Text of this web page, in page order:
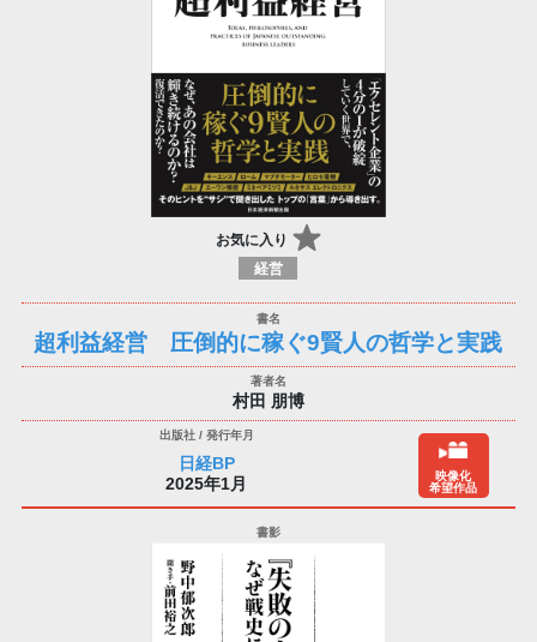
お気に入り
経営
超利益経営 圧倒的に稼ぐ9賢人の哲学と実践
村田 朋博
日経BP
2025年1月
映像化
希望作品